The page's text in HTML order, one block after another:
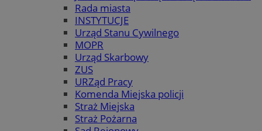
Rada miasta
INSTYTUCJE
Urząd Stanu Cywilnego
MOPR
Urząd Skarbowy
ZUS
URZąd Pracy
Komenda Miejska policji
Straż Miejska
Straż Pożarna